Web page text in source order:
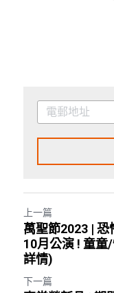
上一篇
萬聖節2023 | 恐
10月公演 ! 童
詳情)
下一篇